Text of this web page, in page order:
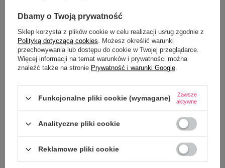
OPIS
SZCZEGÓŁOWE DANE
OPINIE (0)
Dbamy o Twoją prywatność
Sklep korzysta z plików cookie w celu realizacji usług zgodnie z
Polityką dotyczącą cookies. Możesz określić warunki
przechowywania lub dostępu do cookie w Twojej przeglądarce.
Więcej informacji na temat warunków i prywatności można
znaleźć także na stronie Prywatność i warunki Google.
Funkcjonalne pliki cookie (wymagane)
Zawsze
aktywne
Analityczne pliki cookie
Reklamowe pliki cookie